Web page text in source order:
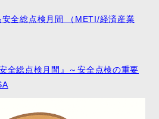
安全総点検月間 （METI/経済産業
全総点検月間』～安全点検の重要